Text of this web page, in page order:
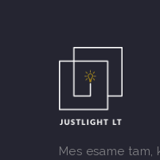
Mes esame